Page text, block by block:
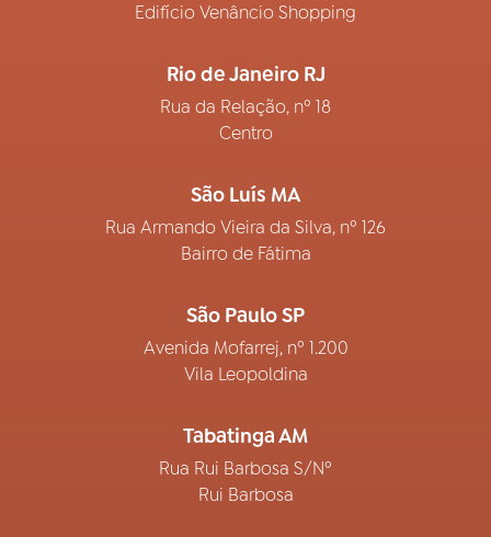
Edifício Venâncio Shopping
Rio de Janeiro RJ
Rua da Relação, nº 18
Centro
São Luís MA
Rua Armando Vieira da Silva, nº 126
Bairro de Fátima
São Paulo SP
Avenida Mofarrej, nº 1.200
Vila Leopoldina
Tabatinga AM
Rua Rui Barbosa S/Nº
Rui Barbosa